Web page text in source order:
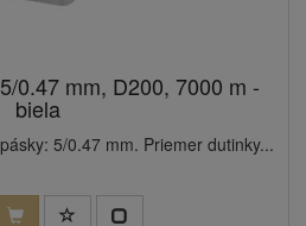
0.47 mm, D200, 7000 m -
biela
5/0.47 mm. Priemer dutinky...